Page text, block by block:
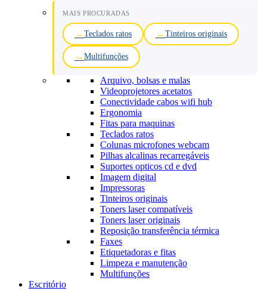
MAIS PROCURADAS
Teclados ratos Tinteiros originais
Multifunções
Arquivo, bolsas e malas
Videoprojetores acetatos
Conectividade cabos wifi hub
Ergonomia
Fitas para maquinas
Teclados ratos
Colunas microfones webcam
Pilhas alcalinas recarregáveis
Suportes opticos cd e dvd
Imagem digital
Impressoras
Tinteiros originais
Toners laser compatíveis
Toners laser originais
Reposição transferência térmica
Faxes
Etiquetadoras e fitas
Limpeza e manutenção
Multifunções
Escritório